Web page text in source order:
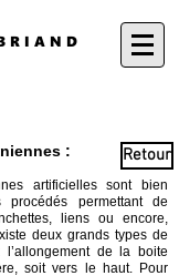
:
artificielles sont bien
permettant de
liens ou encore,
deux grands types de
l’allongement de la boite
soit vers le haut. Pour
Retour